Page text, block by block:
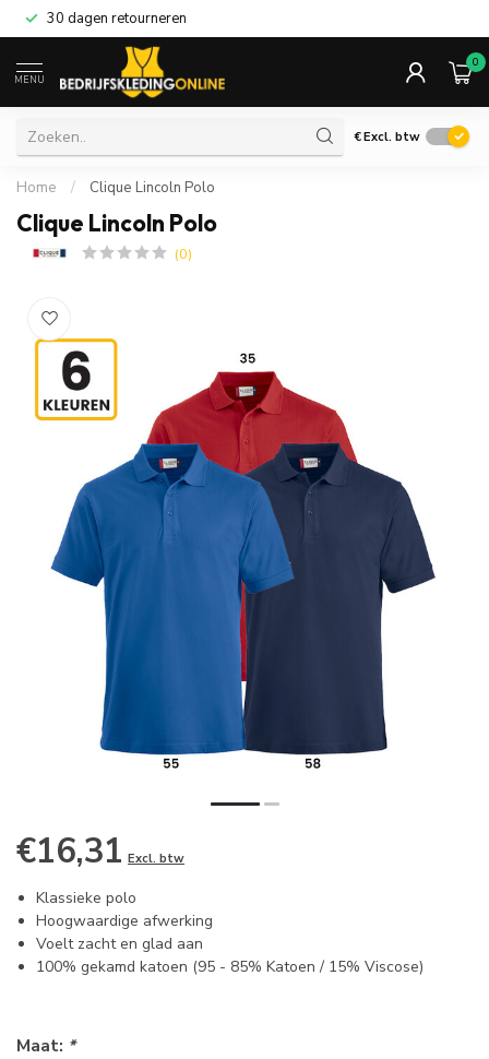
30 dagen retourneren
MENU
0
€Excl. btw
Home / Clique Lincoln Polo
Clique Lincoln Polo
(0)
€16,31 Excl. btw
Klassieke polo
Hoogwaardige afwerking
Voelt zacht en glad aan
100% gekamd katoen (95 - 85% Katoen / 15% Viscose)
Maat: *